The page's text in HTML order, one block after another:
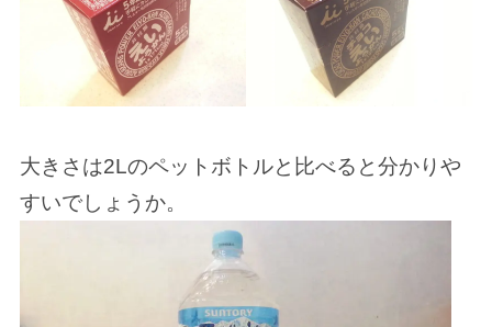
大きさは2Lのペットボトルと比べると分かりや
すいでしょうか。